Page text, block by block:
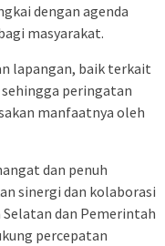
dengan agenda
masyarakat.
lapangan, baik terkait
peringatan
manfaatnya oleh
dan penuh
sinergi dan kolaborasi
dan Pemerintah
percepatan